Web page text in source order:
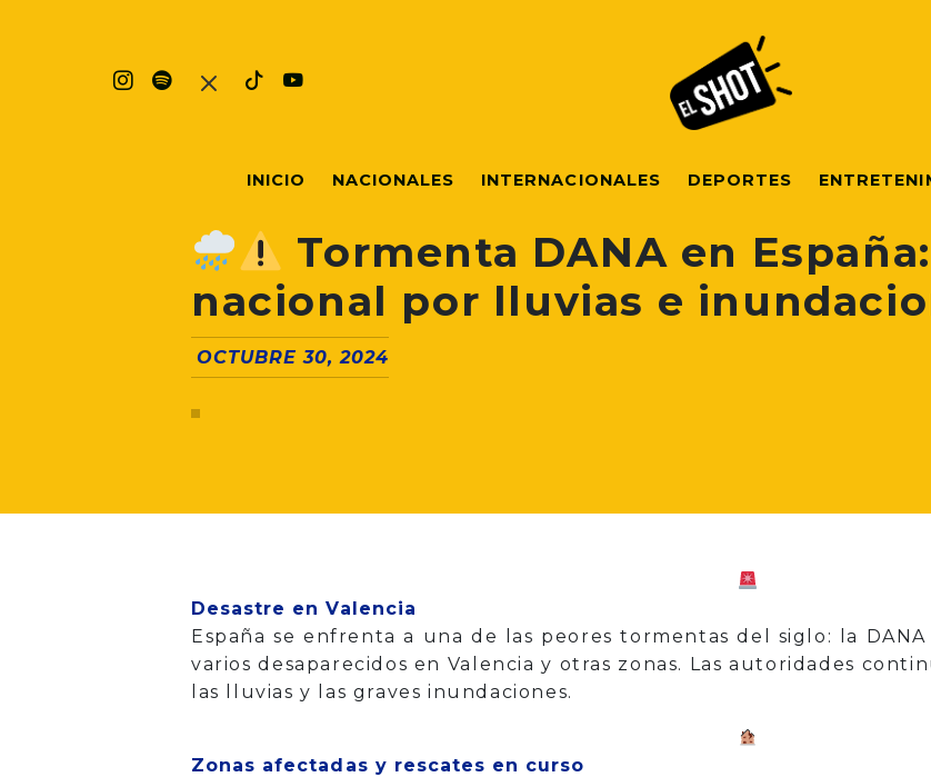
INICIO NACIONALES INTERNACIONALES DEPORTES
Tormenta DANA en
nacional por lluvias e
OCTUBRE 30, 2024
Desastre en Valencia
España se enfrenta a una de las peores tormentas del siglo: la
varios desaparecidos en Valencia y otras zonas. Las autoridades
las lluvias y las graves inundaciones.
Zonas afectadas y rescates en curso